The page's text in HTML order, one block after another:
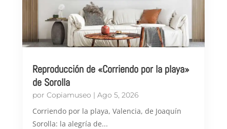
Reproducción de «Corriendo por la playa»
de Sorolla
por Copiamuseo | Ago 5, 2026
Corriendo por la playa, Valencia, de Joaquín
Sorolla: la alegría de...